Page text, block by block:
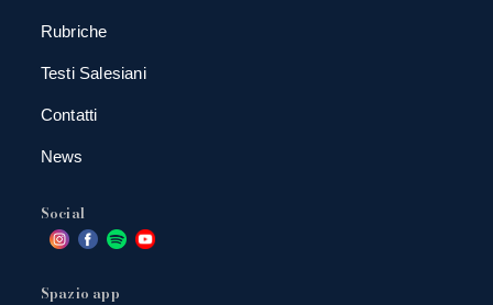
Rubriche
Testi Salesiani
Contatti
News
Social
Spazio app